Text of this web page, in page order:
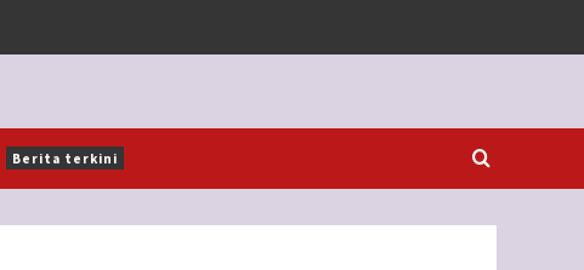
Berita terkini